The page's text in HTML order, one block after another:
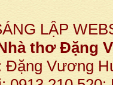
LẬP
thơ Đặng
Đặng Vương